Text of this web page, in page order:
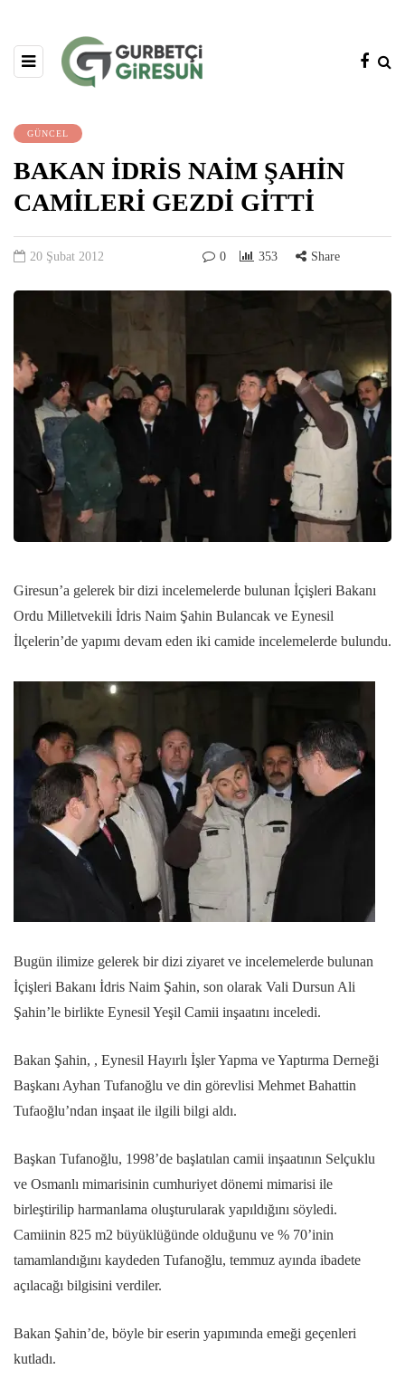
GÜNCEL
BAKAN İDRİS NAİM ŞAHİN
CAMİLERİ GEZDİ GİTTİ
20 Şubat 2012 0 353 Share
Giresun’a gelerek bir dizi incelemelerde bulunan İçişleri Bakanı
Ordu Milletvekili İdris Naim Şahin Bulancak ve Eynesil
İlçelerin’de yapımı devam eden iki camide incelemelerde bulundu.
Bugün ilimize gelerek bir dizi ziyaret ve incelemelerde bulunan
İçişleri Bakanı İdris Naim Şahin, son olarak Vali Dursun Ali
Şahin’le birlikte Eynesil Yeşil Camii inşaatını inceledi.
Bakan Şahin, , Eynesil Hayırlı İşler Yapma ve Yaptırma Derneği
Başkanı Ayhan Tufanoğlu ve din görevlisi Mehmet Bahattin
Tufaoğlu’ndan inşaat ile ilgili bilgi aldı.
Başkan Tufanoğlu, 1998’de başlatılan camii inşaatının Selçuklu
ve Osmanlı mimarisinin cumhuriyet dönemi mimarisi ile
birleştirilip harmanlama oluşturularak yapıldığını söyledi.
Camiinin 825 m2 büyüklüğünde olduğunu ve % 70’inin
tamamlandığını kaydeden Tufanoğlu, temmuz ayında ibadete
açılacağı bilgisini verdiler.
Bakan Şahin’de, böyle bir eserin yapımında emeği geçenleri
kutladı.